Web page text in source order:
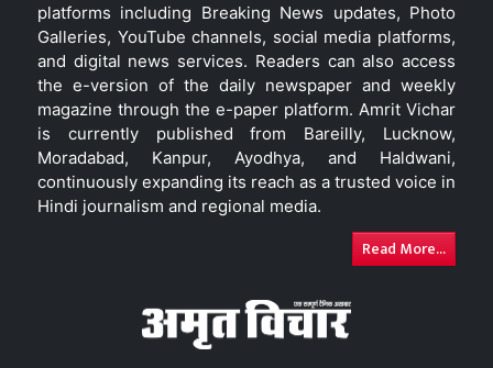
platforms including Breaking News updates, Photo
Galleries, YouTube channels, social media platforms,
and digital news services. Readers can also access
the e-version of the daily newspaper and weekly
magazine through the e-paper platform. Amrit Vichar
is currently published from Bareilly, Lucknow,
Moradabad, Kanpur, Ayodhya, and Haldwani,
continuously expanding its reach as a trusted voice in
Hindi journalism and regional media.
Read More...